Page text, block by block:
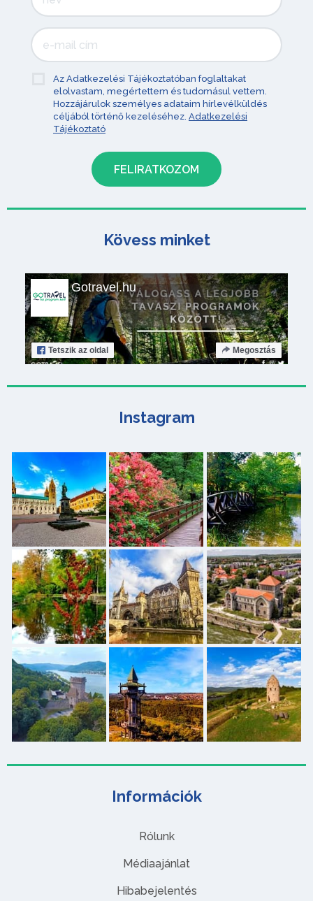
Információk
Rólunk
Médiaajánlat
Hibabejelentés
Az Adatkezelési Tájékoztatóban foglaltakat
elolvastam, megértettem és tudomásul vettem.
Hozzájárulok személyes adataim hírlevélküldés
céljából történő kezeléséhez. Adatkezelési
Tájékoztató
Kövess minket
Gotravel.hu
Tetszik az oldal Megosztás
Instagram